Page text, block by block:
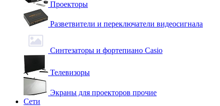
Проекторы
Разветвители и переключатели видеосигнала
Синтезаторы и фортепиано Casio
Телевизоры
Экраны для проекторов прочие
Сети